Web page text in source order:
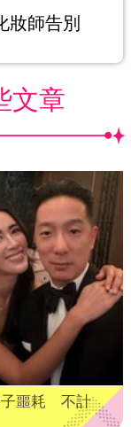
師告別
文章
子噩耗 不計